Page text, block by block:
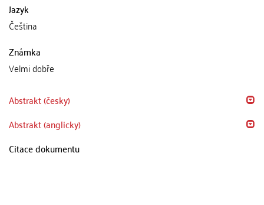
Jazyk
Čeština
Známka
Velmi dobře
Abstrakt (česky)
Abstrakt (anglicky)
Citace dokumentu